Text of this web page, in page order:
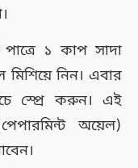
১ কাপ সাদা
নিন। এবার
স্প্রে করুন। এই
অয়েল)